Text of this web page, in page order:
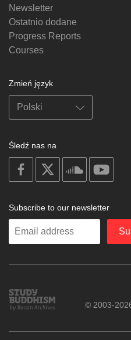
Newsletter
Ostatnio dodane
Progress Reports
Courses
Zmień język
Śledź nas na
on
facebook
soundcloud
Subscribe to our newsletter
Enter
Study
Buddhism
© 2003-